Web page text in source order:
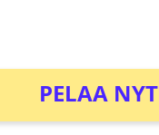
PELAA NYT